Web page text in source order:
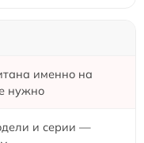
именно на
нужно
и серии —